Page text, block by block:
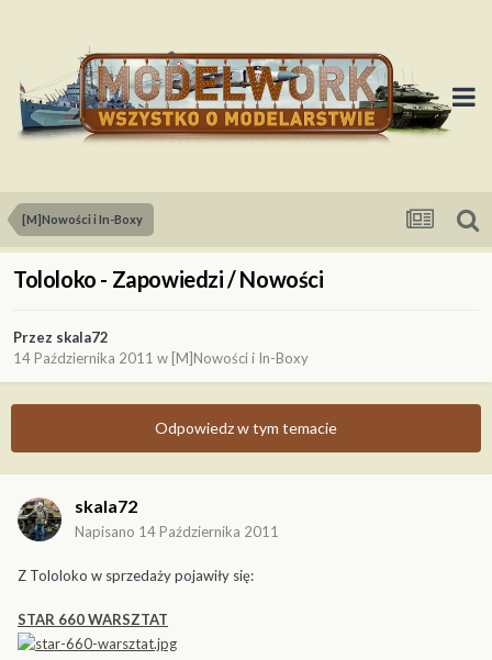
[M]Nowości i In-Boxy
Tololoko - Zapowiedzi / Nowości
Przez skala72
14 Października 2011 w [M]Nowości i In-Boxy
Odpowiedz w tym temacie
skala72
Napisano 14 Października 2011
Z Tololoko w sprzedaży pojawiły się:
STAR 660 WARSZTAT